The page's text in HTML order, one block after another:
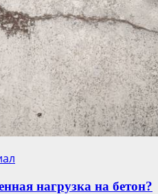
нагрузка на бетон?